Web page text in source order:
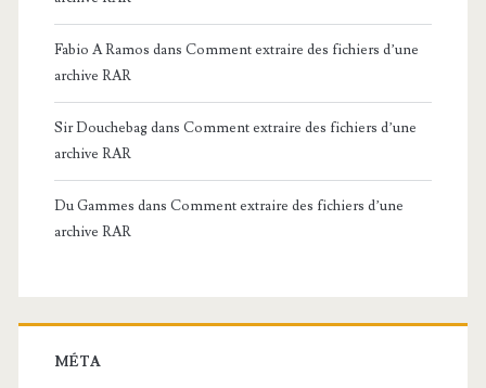
Fabio A Ramos dans Comment extraire des fichiers d’une
archive RAR
Sir Douchebagdans Comment extraire des fichiers d’une
archive RAR
Du Gammes dans Comment extraire des fichiers d’une
archive RAR
MÉTA